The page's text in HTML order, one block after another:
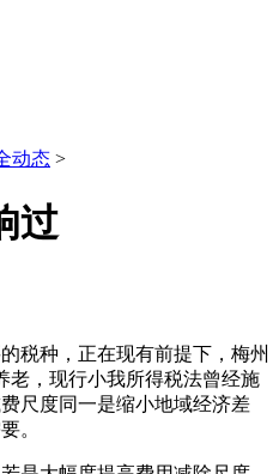
动态 >
过
种，正在现有前提下，梅州
老，现行小我所得税法曾经施
尺度同一是缩小地域经济差
。